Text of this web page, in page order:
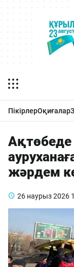
ПікірлерОқиғалар
Ақтөбеде
жәрдем
26 наурыз 2026